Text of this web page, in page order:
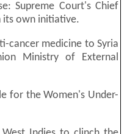
Supreme Court's Chief
its own initiative.
cancer medicine to Syria
Ministry of External
for the Women's Under-